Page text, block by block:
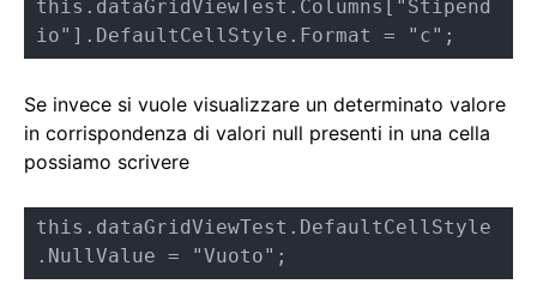
this.dataGridViewTest.Columns["Stipend
io"].DefaultCellStyle.Format = "c";
Se invece si vuole visualizzare un determinato valore
in corrispondenza di valori null presenti in una cella
possiamo scrivere
this.dataGridViewTest.DefaultCellStyle
.NullValue = "Vuoto";